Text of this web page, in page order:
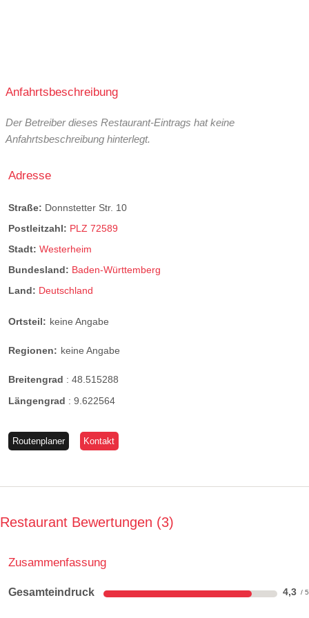
Anfahrtsbeschreibung
Der Betreiber dieses Restaurant-Eintrags hat keine
Anfahrtsbeschreibung hinterlegt.
Adresse
Straße: Donnstetter Str. 10
Postleitzahl: PLZ 72589
Stadt: Westerheim
Bundesland: Baden-Württemberg
Land: Deutschland
Ortsteil: keine Angabe
Regionen: keine Angabe
Breitengrad : 48.515288
Längengrad : 9.622564
Routenplaner Kontakt
Restaurant Bewertungen 3
Zusammenfassung
Gesamteindruck 4,3